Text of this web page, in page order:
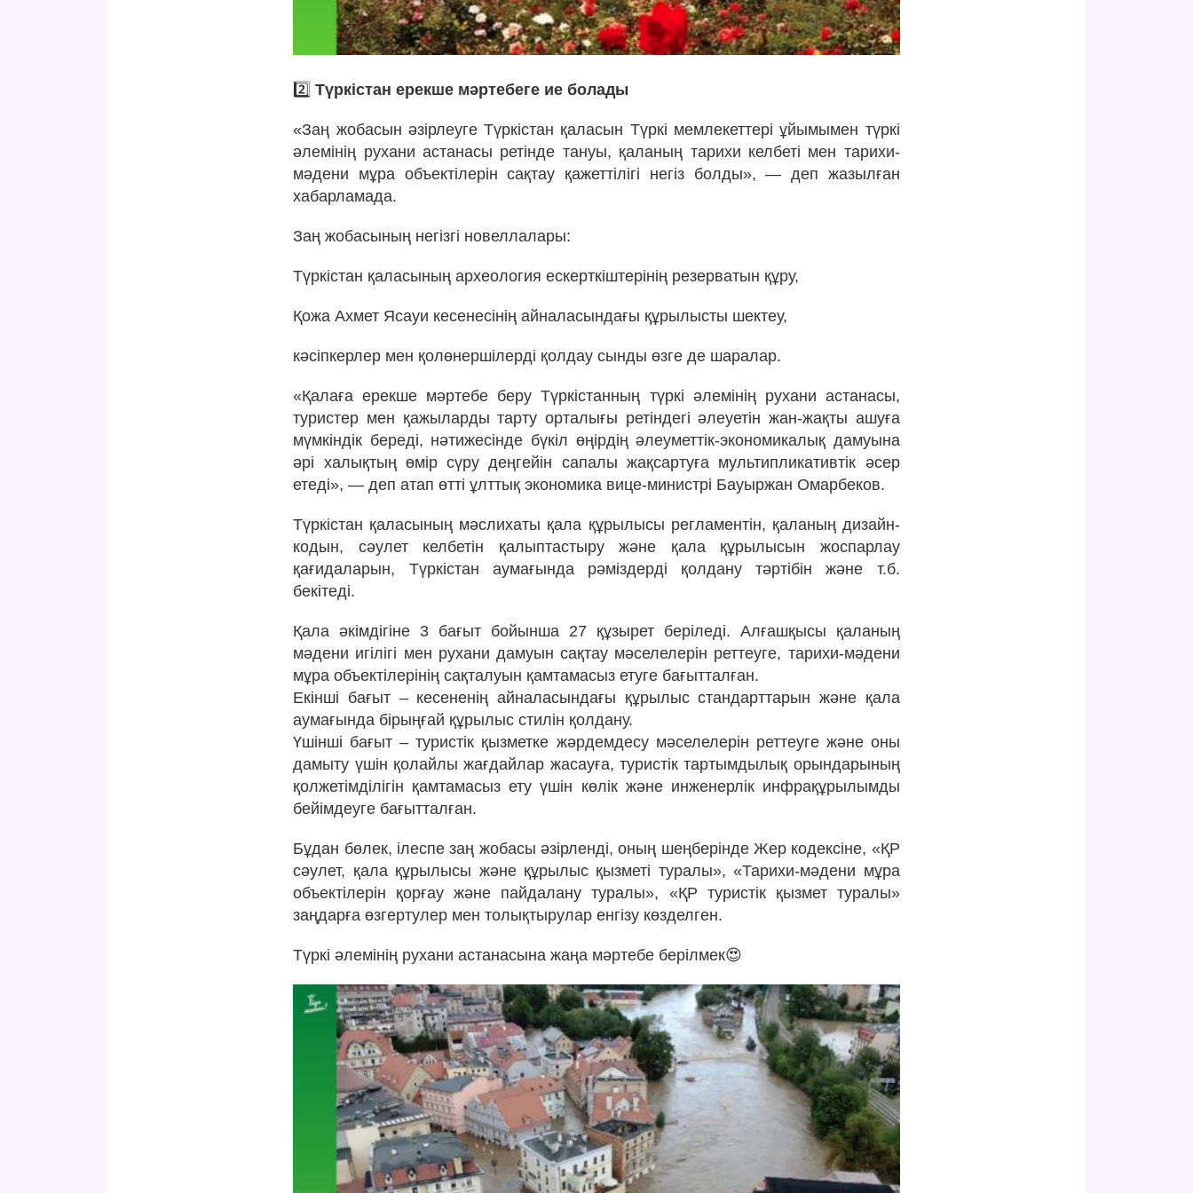
2️⃣Түркістан ерекше мәртебеге ие болады
«Заң жобасын әзірлеуге Түркістан қаласын Түркі мемлекеттері ұйымымен түркі
әлемінің рухани астанасы ретінде тануы, қаланың тарихи келбеті мен тарихи-
мәдени мұра объектілерін сақтау қажеттілігі негіз болды», — деп жазылған
хабарламада.
Заң жобасының негізгі новеллалары:
Түркістан қаласының археология ескерткіштерінің резерватын құру,
Қожа Ахмет Ясауи кесенесінің айналасындағы құрылысты шектеу,
кәсіпкерлер мен қолөнершілерді қолдау сынды өзге де шаралар.
«Қалаға ерекше мәртебе беру Түркістанның түркі әлемінің рухани астанасы,
туристер мен қажыларды тарту орталығы ретіндегі әлеуетін жан-жақты ашуға
мүмкіндік береді, нәтижесінде бүкіл өңірдің әлеуметтік-экономикалық дамуына
әрі халықтың өмір сүру деңгейін сапалы жақсартуға мультипликативтік әсер
етеді», — деп атап өтті ұлттық экономика вице-министрі Бауыржан Омарбеков.
Түркістан қаласының мәслихаты қала құрылысы регламентін, қаланың дизайн-
кодын, сәулет келбетін қалыптастыру және қала құрылысын жоспарлау
қағидаларын, Түркістан аумағында рәміздерді қолдану тәртібін және т.б.
бекітеді.
Қала әкімдігіне 3 бағыт бойынша 27 құзырет беріледі. Алғашқысы қаланың
мәдени игілігі мен рухани дамуын сақтау мәселелерін реттеуге, тарихи-мәдени
мұра объектілерінің сақталуын қамтамасыз етуге бағытталған.
Екінші бағыт – кесененің айналасындағы құрылыс стандарттарын және қала
аумағында бірыңғай құрылыс стилін қолдану.
Үшінші бағыт – туристік қызметке жәрдемдесу мәселелерін реттеуге және оны
дамыту үшін қолайлы жағдайлар жасауға, туристік тартымдылық орындарының
қолжетімділігін қамтамасыз ету үшін көлік және инженерлік инфрақұрылымды
бейімдеуге бағытталған.
Бұдан бөлек, ілеспе заң жобасы әзірленді, оның шеңберінде Жер кодексіне, «ҚР
сәулет, қала құрылысы және құрылыс қызметі туралы», «Тарихи-мәдени мұра
объектілерін қорғау және пайдалану туралы», «ҚР туристік қызмет туралы»
заңдарға өзгертулер мен толықтырулар енгізу көзделген.
Түркі әлемінің рухани астанасына жаңа мәртебе берілмек😍